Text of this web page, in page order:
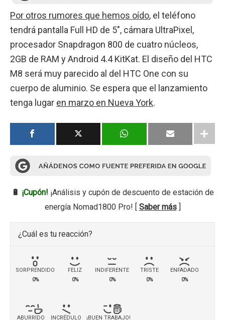
Por otros rumores que hemos oído, el teléfono
tendrá pantalla Full HD de 5″, cámara UltraPixel,
procesador Snapdragon 800 de cuatro núcleos,
2GB de RAM y Android 4.4 KitKat. El diseño del HTC
M8 será muy parecido al del HTC One con su
cuerpo de aluminio. Se espera que el lanzamiento
tenga lugar en marzo en Nueva York.
🔋 ¡Cupón! ¡Análisis y cupón de descuento de estación de
energía Nomad1800 Pro! [ Saber más]
¿Cuál es tu reacción?
SORPRENDIDO
0%
FELIZ
0%
INDIFERENTE
0%
TRISTE
0%
ENFADADO
0%
ABURRIDO INCRÉDULO ¡BUEN TRABAJO!